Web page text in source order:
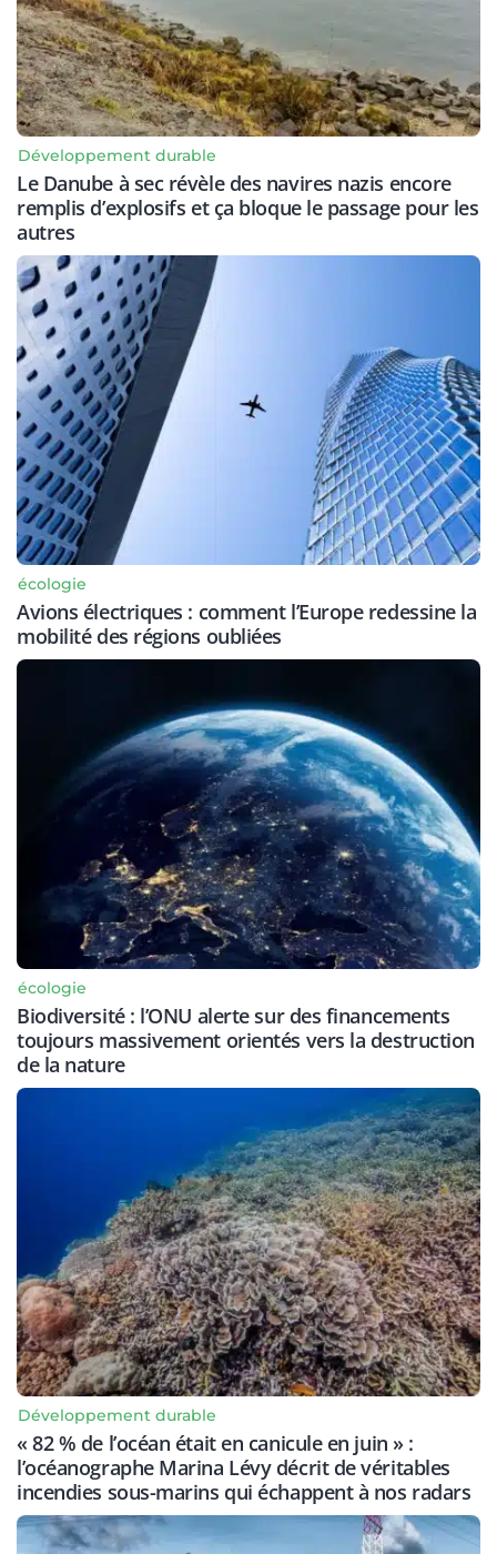
Développement durable
Le Danube à sec révèle des navires nazis encore
remplis d’explosifs et ça bloque le passage pour les
autres
écologie
Avions électriques : comment l’Europe redessine la
mobilité des régions oubliées
écologie
Biodiversité : l’ONU alerte sur des financements
toujours massivement orientés vers la destruction
de la nature
Développement durable
« 82 % de l’océan était en canicule en juin » :
l’océanographe Marina Lévy décrit de véritables
incendies sous-marins qui échappent à nos radars